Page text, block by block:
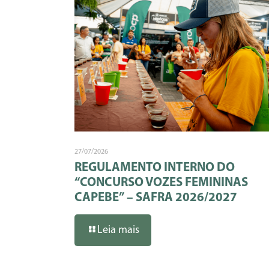
27/07/2026
REGULAMENTO INTERNO DO
“CONCURSO VOZES FEMININAS
CAPEBE” – SAFRA 2026/2027
Leia mais